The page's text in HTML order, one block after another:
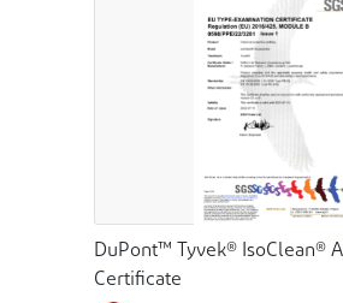
DuPont™ Tyvek® IsoClean®
Certificate